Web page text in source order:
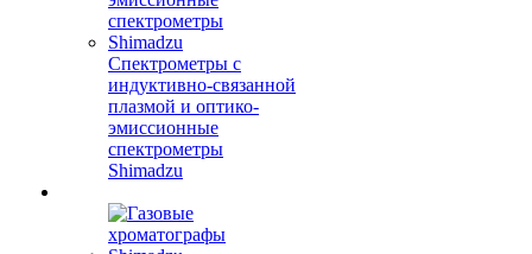
Спектрометры с
индуктивно-связанной
плазмой и оптико-
эмиссионные
спектрометры
Shimadzu